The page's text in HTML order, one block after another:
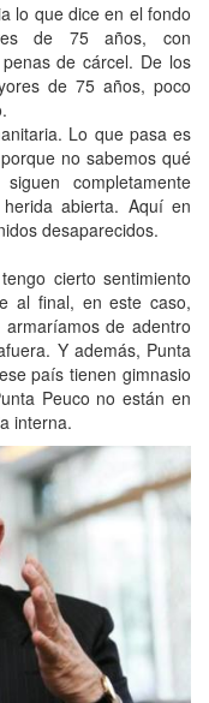
lo que dice en el fondo
de 75 años, con
de cárcel. De los
de 75 años, poco
Lo que pasa es
no sabemos qué
completamente
abierta. Aquí en
desaparecidos.
cierto sentimiento
al final, en este caso,
de adentro
Y además, Punta
país tienen gimnasio
Peuco no están en
interna.